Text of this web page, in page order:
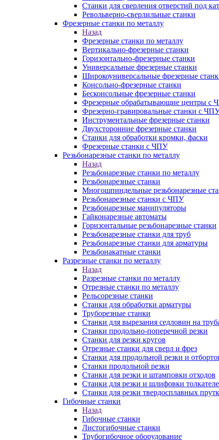
Станки для сверления отверстий под
Револьверно-сверлильные станки
Фрезерные станки по металлу
Назад
Фрезерные станки по металлу
Вертикально-фрезерные станки
Горизонтально-фрезерные станки
Универсальные фрезерные станки
Широкоуниверсальные фрезерные
Консольно-фрезерные станки
Бесконсольные фрезерные станки
Фрезерные обрабатывающие центры с
Фрезерно-гравировальные станки с
Инструментальные фрезерные станки
Двухсторонние фрезерные станки
Станки для обработки кромки, фаски
Фрезерные станки с ЧПУ
Резьбонарезные станки по металлу
Назад
Резьбонарезные станки по металлу
Резьбонарезные станки
Многошпиндельные резьбонарезные
Резьбонарезные станки с ЧПУ
Резьбонарезные манипуляторы
Гайконарезные автоматы
Горизонтальные резьбонарезные станки
Резьбонарезные станки для труб
Резьбонарезные станки для арматуры
Резьбонакатные станки
Разрезные станки по металлу
Назад
Разрезные станки по металлу
Отрезные станки по металлу
Рельсорезные станки
Станки для обработки арматуры
Труборезные станки
Станки для вырезания седловин на
Станки продольно-поперечной резки
Станки для резки кругов
Отрезные станки для сверл и фрез
Станки для продольной резки и
Станки продольной резки
Станки для резки и штамповки отходов
Станки для резки и шлифовки
Станки для резки твердосплавных
Гибочные станки
Назад
Гибочные станки
Листогибочные станки
Трубогибочное оборудование